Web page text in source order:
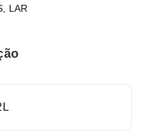
LAR